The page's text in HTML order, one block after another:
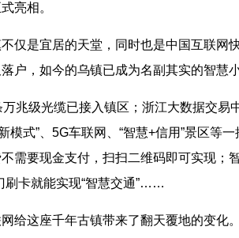
亮相。
是宜居的天堂，同时也是中国互联网
户，如今的乌镇已成为名副其实的智慧小
级光缆已接入镇区；浙江大数据交易
模式”、5G车联网、“智慧+信用”景区等
需要现金支付，扫扫二维码即可实现；
刷卡就能实现“智慧交通”……
这座千年古镇带来了翻天覆地的变化。